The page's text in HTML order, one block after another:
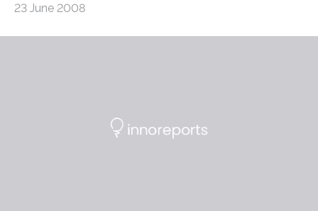
23 June 2008